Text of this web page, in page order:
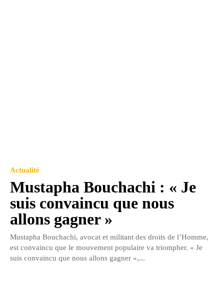
Actualité
Mustapha Bouchachi : « Je
suis convaincu que nous
allons gagner »
Mustapha Bouchachi, avocat et militant des droits de l’Homme,
est convaincu que le mouvement populaire va triompher. « Je
suis convaincu que nous allons gagner »,...